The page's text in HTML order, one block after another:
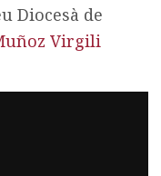
Diocesà de
Virgili